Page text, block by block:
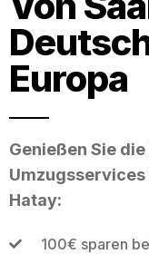
Europa
Genießen Sie
Hatay:
100€ sparen